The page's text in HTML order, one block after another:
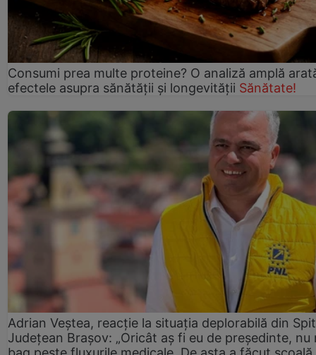
Consumi prea multe proteine? O analiză amplă
efectele asupra sănătății și longevității Sănătate!
Adrian Veștea, reacție la situația deplorabilă din
Județean Brașov: „Oricât aș fi eu de președinte, nu